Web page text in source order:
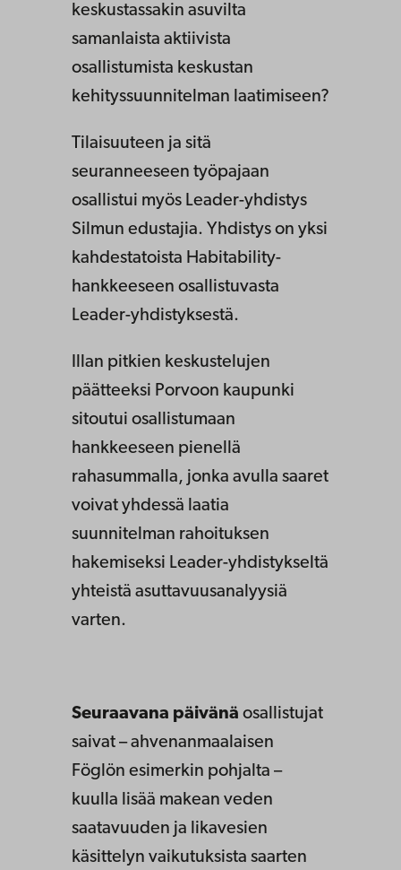
keskustassakin asuvilta
samanlaista aktiivista
osallistumista keskustan
kehityssuunnitelman laatimiseen?
Tilaisuuteen ja sitä
seuranneeseen työpajaan
osallistui myös Leader-yhdistys
Silmun edustajia. Yhdistys on yksi
kahdestatoista Habitability-
hankkeeseen osallistuvasta
Leader-yhdistyksestä.
Illan pitkien keskustelujen
päätteeksi Porvoon kaupunki
sitoutui osallistumaan
hankkeeseen pienellä
rahasummalla, jonka avulla saaret
voivat yhdessä laatia
suunnitelman rahoituksen
hakemiseksi Leader-yhdistykseltä
yhteistä asuttavuusanalyysiä
varten.
Seuraavana päivänä osallistujat
saivat – ahvenanmaalaisen
Föglön esimerkin pohjalta –
kuulla lisää makean veden
saatavuuden ja likavesien
käsittelyn vaikutuksista saarten